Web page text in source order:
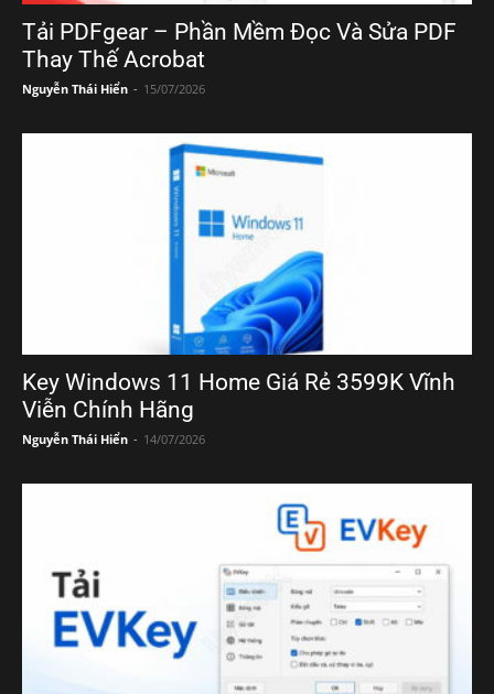
Tải PDFgear – Phần Mềm Đọc Và Sửa PDF
Thay Thế Acrobat
Nguyễn Thái Hiển - 15/07/2026
Key Windows 11 Home Giá Rẻ 3599K Vĩnh
Viễn Chính Hãng
Nguyễn Thái Hiển - 14/07/2026